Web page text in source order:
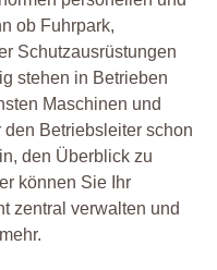
ob Fuhrpark,
Schutzausrüstungen
stehen in Betrieben
Maschinen und
Betriebsleiter schon
den Überblick zu
können Sie Ihr
zentral verwalten und